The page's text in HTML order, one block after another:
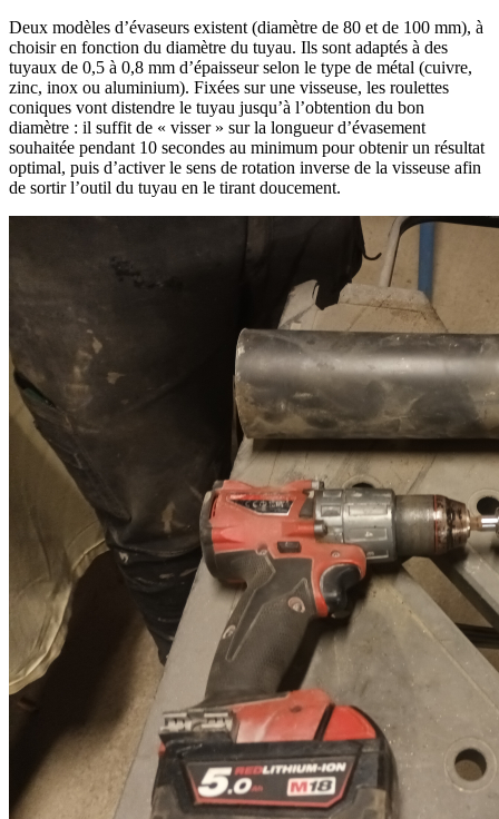
Deux modèles d’évaseurs existent (diamètre de 80 et de 100 mm), à
choisir en fonction du diamètre du tuyau. Ils sont adaptés à des
tuyaux de 0,5 à 0,8 mm d’épaisseur selon le type de métal (cuivre,
zinc, inox ou aluminium). Fixées sur une visseuse, les roulettes
coniques vont distendre le tuyau jusqu’à l’obtention du bon
diamètre : il suffit de « visser » sur la longueur d’évasement
souhaitée pendant 10 secondes au minimum pour obtenir un résultat
optimal, puis d’activer le sens de rotation inverse de la visseuse afin
de sortir l’outil du tuyau en le tirant doucement.